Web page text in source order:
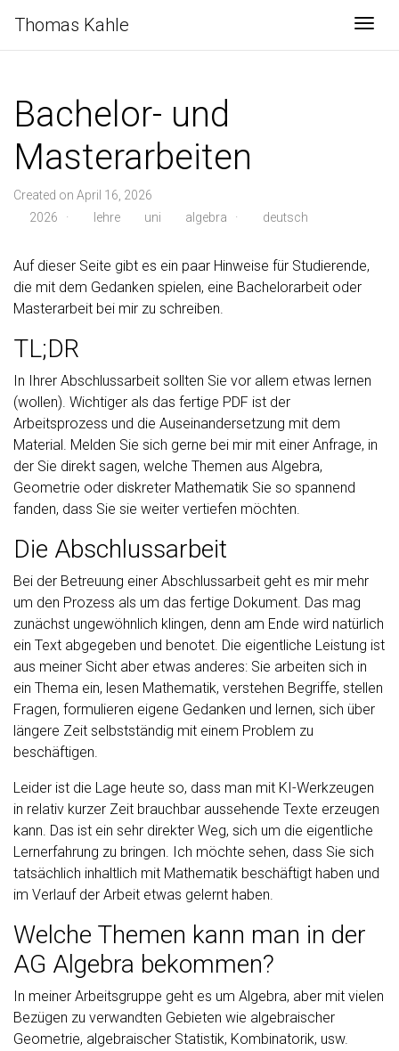
Thomas Kahle
Bachelor- und
Masterarbeiten
Created on April 16, 2026
2026
· lehre uni algebra · deutsch
Auf dieser Seite gibt es ein paar Hinweise für Studierende,
die mit dem Gedanken spielen, eine Bachelorarbeit oder
Masterarbeit bei mir zu schreiben.
TL;DR
In Ihrer Abschlussarbeit sollten Sie vor allem etwas lernen
(wollen). Wichtiger als das fertige PDF ist der
Arbeitsprozess und die Auseinandersetzung mit dem
Material. Melden Sie sich gerne bei mir mit einer Anfrage, in
der Sie direkt sagen, welche Themen aus Algebra,
Geometrie oder diskreter Mathematik Sie so spannend
fanden, dass Sie sie weiter vertiefen möchten.
Die Abschlussarbeit
Bei der Betreuung einer Abschlussarbeit geht es mir mehr
um den Prozess als um das fertige Dokument. Das mag
zunächst ungewöhnlich klingen, denn am Ende wird natürlich
ein Text abgegeben und benotet. Die eigentliche Leistung ist
aus meiner Sicht aber etwas anderes: Sie arbeiten sich in
ein Thema ein, lesen Mathematik, verstehen Begriffe, stellen
Fragen, formulieren eigene Gedanken und lernen, sich über
längere Zeit selbstständig mit einem Problem zu
beschäftigen.
Leider ist die Lage heute so, dass man mit KI-Werkzeugen
in relativ kurzer Zeit brauchbar aussehende Texte erzeugen
kann. Das ist ein sehr direkter Weg, sich um die eigentliche
Lernerfahrung zu bringen. Ich möchte sehen, dass Sie sich
tatsächlich inhaltlich mit Mathematik beschäftigt haben und
im Verlauf der Arbeit etwas gelernt haben.
Welche Themen kann man in der
AG Algebra bekommen?
In meiner Arbeitsgruppe geht es um Algebra, aber mit vielen
Bezügen zu verwandten Gebieten wie algebraischer
Geometrie, algebraischer Statistik, Kombinatorik, usw.